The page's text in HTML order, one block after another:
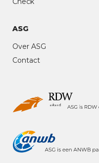
ASG
Over ASG
Contact